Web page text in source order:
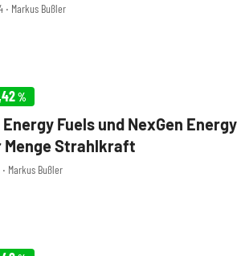
‧ Markus Bußler
%
‧ Markus Bußler
Fuels und NexGen
Menge Strahlkraft